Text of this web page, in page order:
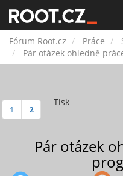
Fórum Root.cz Práce
Pár otázek ohledně
Tisk
1 2
Pár otázek